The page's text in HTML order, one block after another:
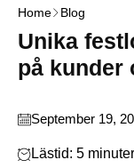
Home Blog
Unika
på kunder
September 19,
Lästid: 5 minuter